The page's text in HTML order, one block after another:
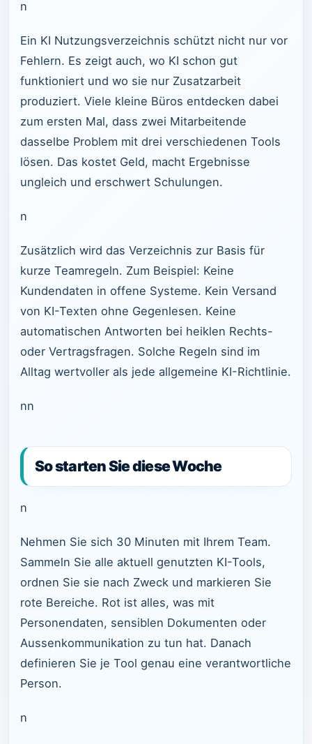
n
Ein KI Nutzungsverzeichnis schützt nicht nur vor
Fehlern. Es zeigt auch, wo KI schon gut
funktioniert und wo sie nur Zusatzarbeit
produziert. Viele kleine Büros entdecken dabei
zum ersten Mal, dass zwei Mitarbeitende
dasselbe Problem mit drei verschiedenen Tools
lösen. Das kostet Geld, macht Ergebnisse
ungleich und erschwert Schulungen.
n
Zusätzlich wird das Verzeichnis zur Basis für
kurze Teamregeln. Zum Beispiel: Keine
Kundendaten in offene Systeme. Kein Versand
von KI-Texten ohne Gegenlesen. Keine
automatischen Antworten bei heiklen Rechts-
oder Vertragsfragen. Solche Regeln sind im
Alltag wertvoller als jede allgemeine KI-Richtlinie.
nn
So starten Sie diese Woche
n
Nehmen Sie sich 30 Minuten mit Ihrem Team.
Sammeln Sie alle aktuell genutzten KI-Tools,
ordnen Sie sie nach Zweck und markieren Sie
rote Bereiche. Rot ist alles, was mit
Personendaten, sensiblen Dokumenten oder
Aussenkommunikation zu tun hat. Danach
definieren Sie je Tool genau eine verantwortliche
Person.
n